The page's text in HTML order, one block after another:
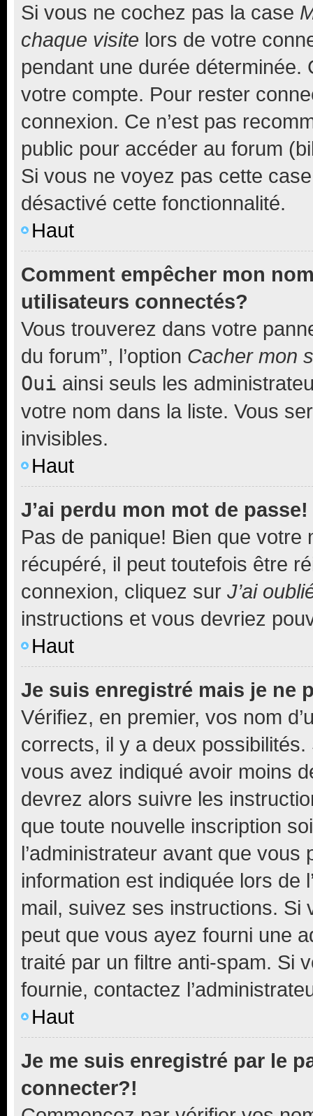
Si vous ne cochez pas la case
chaque visite lors de votre
pendant une durée déterminée.
votre compte. Pour rester
connexion. Ce n’est pas
public pour accéder au forum
Si vous ne voyez pas cette
désactivé cette fonctionnalité.
Haut
Comment empêcher mon
utilisateurs connectés?
Vous trouverez dans votre
du forum”, l’option Cacher mon
Oui ainsi seuls les
votre nom dans la liste. Vous
invisibles.
Haut
J’ai perdu mon mot de passe!
Pas de panique! Bien que
récupéré, il peut toutefois être
connexion, cliquez sur J’ai
instructions et vous devriez
Haut
Je suis enregistré mais je ne
Vérifiez, en premier, vos nom
corrects, il y a deux
vous avez indiqué avoir moins
devrez alors suivre les
que toute nouvelle inscription
l’administrateur avant que
information est indiquée lors de
mail, suivez ses instructions. Si
peut que vous ayez fourni une
traité par un filtre anti-spam. Si
fournie, contactez
Haut
Je me suis enregistré par le
connecter?!